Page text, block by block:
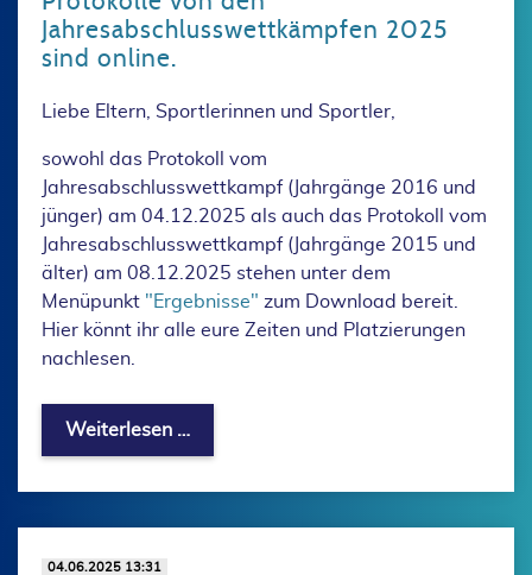
Jahresabschlusswettkämpfen 2025
sind online.
Liebe Eltern, Sportlerinnen und Sportler,
sowohl das Protokoll vom
Jahresabschlusswettkampf (Jahrgänge 2016 und
jünger) am 04.12.2025 als auch das Protokoll vom
Jahresabschlusswettkampf (Jahrgänge 2015 und
älter) am 08.12.2025 stehen unter dem
Menüpunkt "Ergebnisse" zum Download bereit.
Hier könnt ihr alle eure Zeiten und Platzierungen
nachlesen.
Weiterlesen …
04.06.2025 13:31